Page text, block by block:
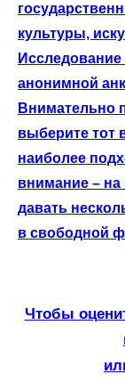
культуры,
анонимной
Внимательно
выберите тот
наиболее
внимание –
давать
в свободной
Чтобы